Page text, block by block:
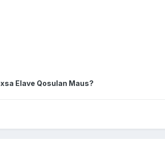
Elave Qosulan Maus?